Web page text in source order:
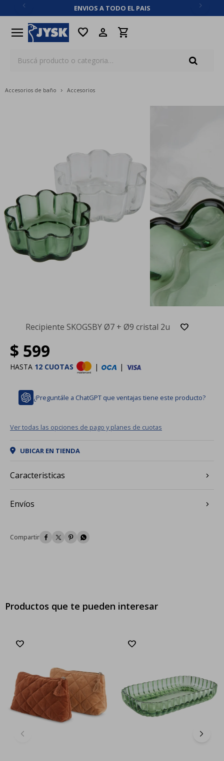
ENVIOS A TODO EL PAIS
menu favorite
Accesorios de baño Accesorios
Recipiente SKOGSBY Ø7 + Ø9 cristal 2u
$ 599
HASTA 12 CUOTAS | |
¿Preguntále a ChatGPT que ventajas tiene este producto?
Ver todas las opciones de pago y planes de cuotas
UBICAR EN TIENDA
Caracteristicas
Envíos
   
Productos que te pueden interesar
close